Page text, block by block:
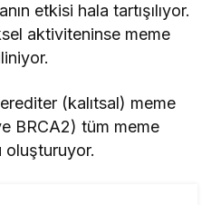
etkisi hala tartışılıyor.
aktiviteninse meme
(kalıtsal) meme
BRCA2) tüm meme
oluşturuyor.